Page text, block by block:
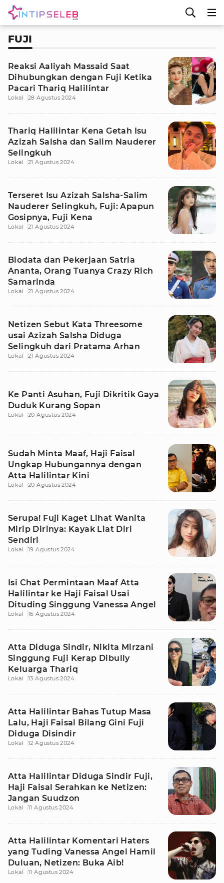
FUJI
Reaksi Aaliyah Massaid Saat
Dihubungkan dengan Fuji Ketika
Pacari Thariq Halilintar
Lokal 28 Agustus 2024
Thariq Halilintar Kena Getah Isu
Azizah Salsha dan Salim Nauderer
Selingkuh
Lokal 21 Agustus 2024
Terseret Isu Azizah Salsha-Salim
Nauderer Selingkuh, Fuji: Apapun
Gosipnya, Fuji Kena
Lokal 21 Agustus 2024
Biodata dan Pekerjaan Satria
Ananta, Orang Tuanya Crazy Rich
Samarinda
Lokal 21 Agustus 2024
Netizen Sebut Kata Threesome
usai Azizah Salsha Diduga
Selingkuh dari Pratama Arhan
Lokal 21 Agustus 2024
Ke Panti Asuhan, Fuji Dikritik Gaya
Duduk Kurang Sopan
Lokal 20 Agustus 2024
Sudah Minta Maaf, Haji Faisal
Ungkap Hubungannya dengan
Atta Halilintar Kini
Lokal 20 Agustus 2024
Serupa! Fuji Kaget Lihat Wanita
Mirip Dirinya: Kayak Liat Diri
Sendiri
Lokal 19 Agustus 2024
Isi Chat Permintaan Maaf Atta
Halilintar ke Haji Faisal Usai
Dituding Singgung Vanessa Angel
Lokal 16 Agustus 2024
Atta Diduga Sindir, Nikita Mirzani
Singgung Fuji Kerap Dibully
Keluarga Thariq
Lokal 13 Agustus 2024
Atta Halilintar Bahas Tutup Masa
Lalu, Haji Faisal Bilang Gini Fuji
Diduga Disindir
Lokal 12 Agustus 2024
Atta Halilintar Diduga Sindir Fuji,
Haji Faisal Serahkan ke Netizen:
Jangan Suudzon
Lokal 11 Agustus 2024
Atta Halilintar Komentari Haters
yang Tuding Vanessa Angel Hamil
Duluan, Netizen: Buka Aib!
Lokal 11 Agustus 2024